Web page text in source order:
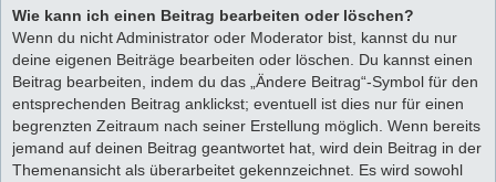
Wie kann ich einen Beitrag bearbeiten oder löschen?
Wenn du nicht Administrator oder Moderator bist, kannst du nur
deine eigenen Beiträge bearbeiten oder löschen. Du kannst einen
Beitrag bearbeiten, indem du das „Ändere Beitrag“-Symbol für den
entsprechenden Beitrag anklickst; eventuell ist dies nur für einen
begrenzten Zeitraum nach seiner Erstellung möglich. Wenn bereits
jemand auf deinen Beitrag geantwortet hat, wird dein Beitrag in der
Themenansicht als überarbeitet gekennzeichnet. Es wird sowohl